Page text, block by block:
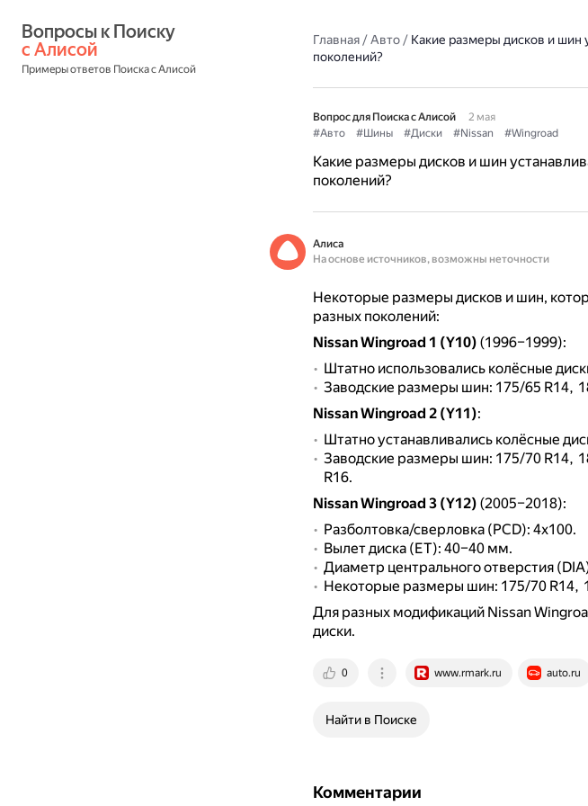
с Алисой
Примеры ответов Поиска с Алисой
Главная/Авто/ Какие размеры дисков и шин
поколений?
Вопрос для Поиска с Алисой
2 мая
#Авто
#Шины #Диски #Nissan #Wingroad
Какие размеры дисков и шин
поколений?
Алиса
На основе источников, возможны неточности
Некоторые размеры дисков и шин,
разных поколений:
Nissan Wingroad 1 (Y10) (1996–1999):
Штатно использовались колёсные
Заводские размеры шин: 175/65 R14,
Nissan Wingroad 2 (Y11):
Штатно устанавливались колёсные
Заводские размеры шин: 175/70 R14,
R16.
Nissan Wingroad 3 (Y12) (2005–2018):
Разболтовка/сверловка (PCD): 4x100.
Вылет диска (ET): 40–40 мм.
Диаметр центрального отверстия
Некоторые размеры шин: 175/70 R14,
Для разных модификаций Nissan
диски.
0 www.rmark.ru auto.ru
Найти в Поиске
Комментарии